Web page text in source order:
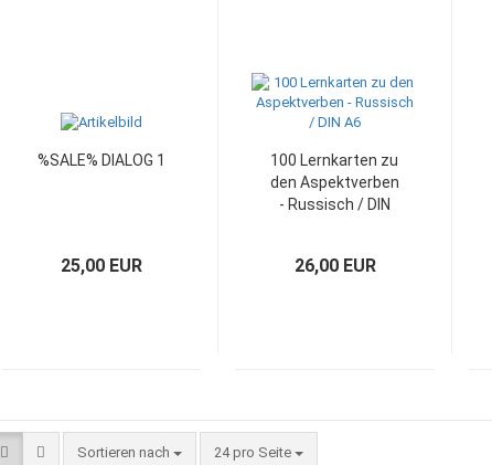
%SALE% DIALOG 1
25,00 EUR
100 Lernkarten zu
den Aspektverben
- Russisch / DIN
26,00 EUR
Sortieren nach 24 pro Seite